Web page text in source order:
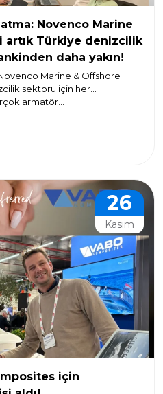
Novenco Marine
artık Türkiye denizcilik
daha yakın!
Marine & Offshore
sektörü için her
armatör...
26
Kasım
için